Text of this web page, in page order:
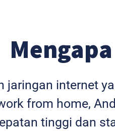
jaringan internet
from home,
tinggi dan